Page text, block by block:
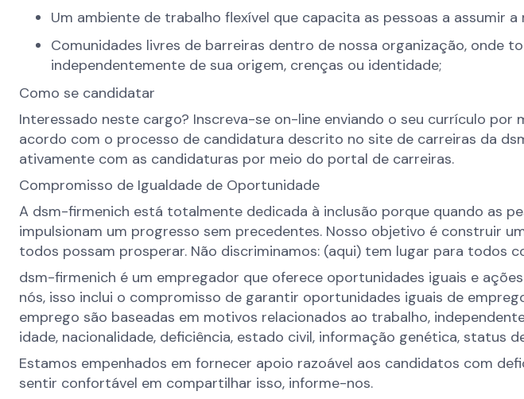
Um ambiente de trabalho flexível que capacita as pessoas a assumir
Comunidades livres de barreiras dentro de nossa organização, onde
independentemente de sua origem, crenças ou identidade;
Como se candidatar
Interessado neste cargo? Inscreva-se on-line enviando o seu currículo
acordo com o processo de candidatura descrito no site de carreiras da
ativamente com as candidaturas por meio do portal de carreiras.
Compromisso de Igualdade de Oportunidade
A dsm-firmenich está totalmente dedicada à inclusão porque quando as
impulsionam um progresso sem precedentes. Nosso objetivo é construir
todos possam prosperar. Não discriminamos: (aqui) tem lugar para todos
dsm-firmenich é um empregador que oferece oportunidades iguais e
nós, isso inclui o compromisso de garantir oportunidades iguais de
emprego são baseadas em motivos relacionados ao trabalho,
idade, nacionalidade, deficiência, estado civil, informação genética,
Estamos empenhados em fornecer apoio razoável aos candidatos com
sentir confortável em compartilhar isso, informe-nos.